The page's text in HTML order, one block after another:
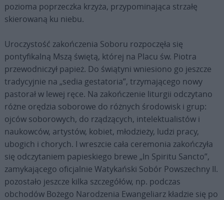
pozioma poprzeczka krzyża, przypominająca strzałę
skierowaną ku niebu.
Uroczystość zakończenia Soboru rozpoczęła się
pontyfikalną Mszą świętą, której na Placu św. Piotra
przewodniczył papież. Do świątyni wniesiono go jeszcze
tradycyjnie na „sedia gestatoria”, trzymającego nowy
pastorał w lewej ręce. Na zakończenie liturgii odczytano
różne orędzia soborowe do różnych środowisk i grup:
ojców soborowych, do rządzących, intelektualistów i
naukowców, artystów, kobiet, młodzieży, ludzi pracy,
ubogich i chorych. I wreszcie cała ceremonia zakończyła
się odczytaniem papieskiego brewe „In Spiritu Sancto”,
zamykającego oficjalnie Watykański Sobór Powszechny II.
pozostało jeszcze kilka szczegółów, np. podczas
obchodów Bożego Narodzenia Ewangeliarz kładzie się po